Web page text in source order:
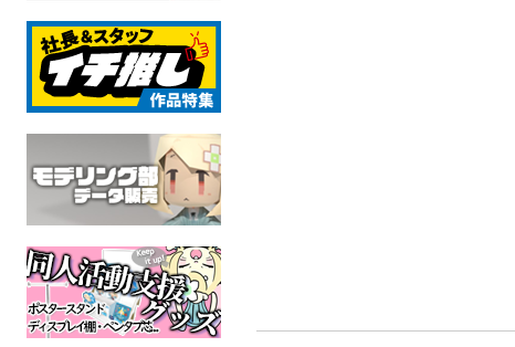
空白 机上論
DELTARUNE
全年齢
この男、一方通行につ
き。